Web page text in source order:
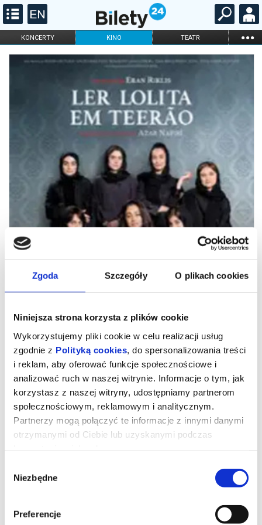
Zgoda Szczegóły O plikach cookies
Niniejsza strona korzysta z plików cookie
Wykorzystujemy pliki cookie w celu realizacji usług
zgodnie z Polityką cookies , do spersonalizowania treści
i reklam, aby oferować funkcje społecznościowe i
analizować ruch w naszej witrynie. Informacje o tym, jak
korzystasz z naszej witryny, udostępniamy partnerom
społecznościowym, reklamowym i analitycznym.
Partnerzy mogą połączyć te informacje z innymi danymi
otrzymanymi od Ciebie lub uzyskanymi podczas
zgody
Niezbędne
Preferencje
KONCERTY KINO TEATR ...
FILHARMONIA OPERA I BALET
STAND-UP
CZYTAJĄC LOLITĘ W TEHERANIE
Po rewolucji islamskiej w Iranie, która miała miejsce w 1979 roku,
ulice Teheranu patrolowane są przez obrońców moralności, a
fundamentaliści przejmują kontrolę nad uniwersytetami. Kobiety
Taki stan rzeczy sprawia, że Azar Nafisi (Golshifteh Farahani),